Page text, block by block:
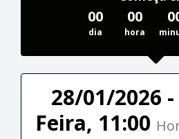
00
dia
00
hora
28/01/2026
Feira, 11:00